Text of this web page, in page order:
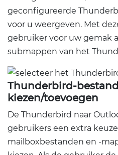
geconfigureerde
voor u weergeven. Met
gebruiker voor uw gemak
submappen van het
Thunderbird-
kiezen/toevoegen
De Thunderbird naar
gebruikers een extra
mailboxbestanden en -